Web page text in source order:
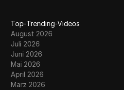
Top-Trending-Videos
August 2026
Juli 2026
Juni 2026
Mai 2026
April 2026
März 2026